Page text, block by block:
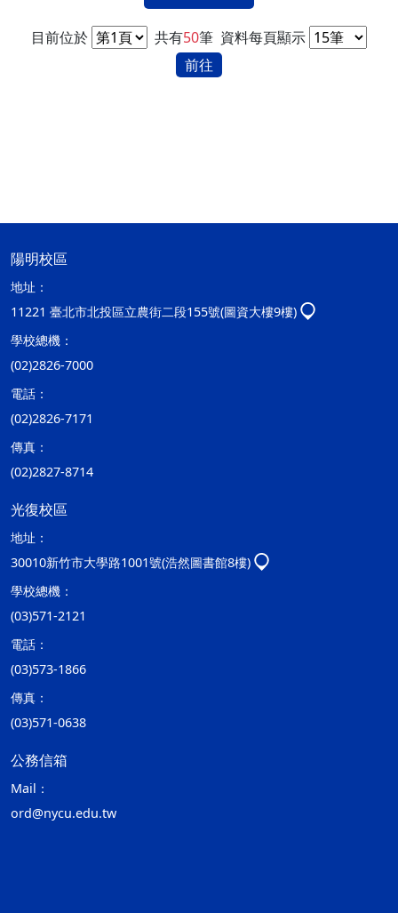
目前位於 共有50筆 資料每頁顯示
前往
陽明校區
地址：
11221 臺北市北投區立農街二段155號(圖資大樓9樓)
學校總機：
(02)2826-7000
電話：
(02)2826-7171
傳真：
(02)2827-8714
光復校區
地址：
30010新竹市大學路1001號(浩然圖書館8樓)
學校總機：
(03)571-2121
電話：
(03)573-1866
傳真：
(03)571-0638
公務信箱
Mail：
ord@nycu.edu.tw